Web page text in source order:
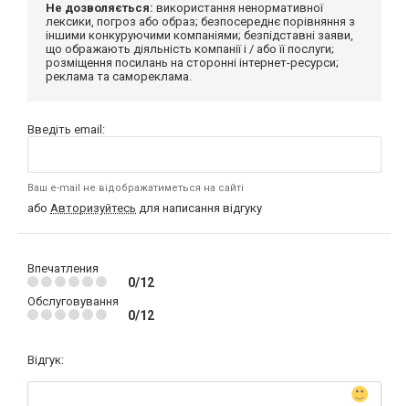
Не дозволяється: використання ненормативної
лексики, погроз або образ; безпосереднє порівняння з
іншими конкуруючими компаніями; безпідставні заяви,
що ображають діяльність компанії і / або її послуги;
розміщення посилань на сторонні інтернет-ресурси;
реклама та самореклама.
Введіть email:
Ваш e-mail не відображатиметься на сайті
або Авторизуйтесь для написання відгуку
Впечатления
0/12
Обслуговування
0/12
Відгук: